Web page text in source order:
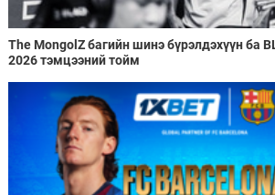
The MongolZ багийн шинэ бүрэлдэхүүн ба
2026 тэмцээний тойм